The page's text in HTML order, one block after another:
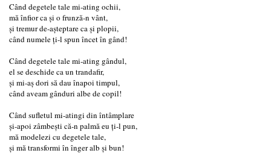
Când degetele tale mi-ating ochii,
mă înfior ca și o frunză-n vânt,
și tremur de-așteptare ca și plopii,
când numele ți-l spun încet în gând!
Când degetele tale mi-ating gândul,
el se deschide ca un trandafir,
și mi-aș dori să dau înapoi timpul,
când aveam gânduri albe de copil!
Când sufletul mi-atingi din întâmplare
și-apoi zâmbești că-n palmă eu ți-l pun,
mă modelezi cu degetele tale,
și mă transformi în înger alb și bun!